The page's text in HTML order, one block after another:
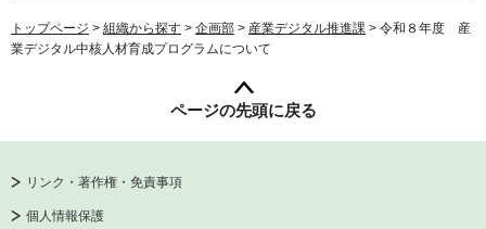
トップページ > 組織から探す > 企画部 > 産業デジタル推進課 > 令和８年度 産
業デジタル中核人材育成プログラムについて
ページの先頭に戻る
リンク・著作権・免責事項
個人情報保護